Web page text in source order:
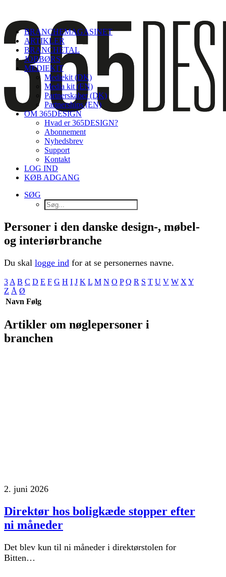
BRANCHEMAGASINET
ARTIKLER
BRANCHETAL
JOBBØRS
MEDIEKIT
Mediekit (DK)
Media kit (EN)
Partnerskaber (DK)
Partnerships (EN)
OM 365DESIGN
Hvad er 365DESIGN?
Abonnement
Nyhedsbrev
Support
Kontakt
LOG IND
KØB ADGANG
SØG
Personer i den danske design-, møbel-
og interiørbranche
Du skal logge ind for at se personernes navne.
3 A B C D E F G H I J K L M N O P Q R S T U V W X Y
Z Å Ø
Navn Følg
Artikler om nøglepersoner i
branchen
2. juni 2026
Direktør hos boligkæde stopper efter
ni måneder
Det blev kun til ni måneder i direktørstolen for
Bitten…